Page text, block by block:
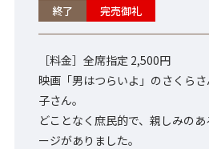
終了 完売御礼
［料金］全席指定 2,500円
映画「男はつらいよ」のさくら
子さん。
どことなく庶民的で、親しみの
ージがありました。